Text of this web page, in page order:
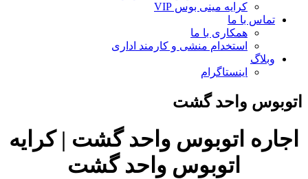
کرایه مینی بوس VIP
تماس با ما
همکاری با ما
استخدام منشی و کارمند اداری
وبلاگ
اینستاگرام
اتوبوس واحد گشت
اجاره اتوبوس واحد گشت | کرایه
اتوبوس واحد گشت